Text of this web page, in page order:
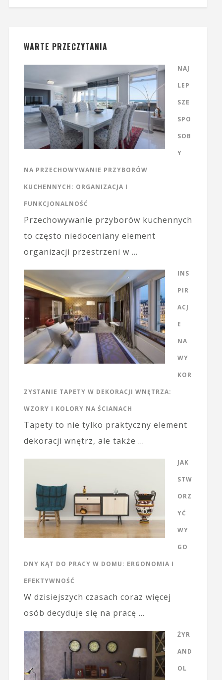
WARTE PRZECZYTANIA
NAJ
LEP
SZE
SPO
SOB
Y
NA PRZECHOWYWANIE PRZYBORÓW
KUCHENNYCH: ORGANIZACJA I
FUNKCJONALNOŚĆ
Przechowywanie przyborów kuchennych
to często niedoceniany element
organizacji przestrzeni w …
INS
PIR
ACJ
E
NA
WY
KOR
ZYSTANIE TAPETY W DEKORACJI WNĘTRZA:
WZORY I KOLORY NA ŚCIANACH
Tapety to nie tylko praktyczny element
dekoracji wnętrz, ale także …
JAK
STW
ORZ
YĆ
WY
GO
DNY KĄT DO PRACY W DOMU: ERGONOMIA I
EFEKTYWNOŚĆ
W dzisiejszych czasach coraz więcej
osób decyduje się na pracę …
ŻYR
AND
OL